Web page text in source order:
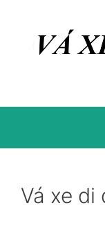
Vá xe di